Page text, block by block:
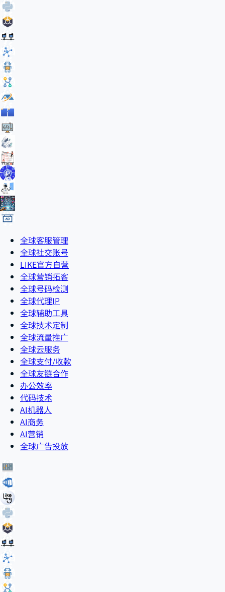
全球客服管理
全球社交账号
LIKE官方自营
全球营销拓客
全球号码检测
全球代理IP
全球辅助工具
全球技术定制
全球流量推广
全球云服务
全球支付/收款
全球友链合作
办公效率
代码技术
AI机器人
AI商务
AI营销
全球广告投放